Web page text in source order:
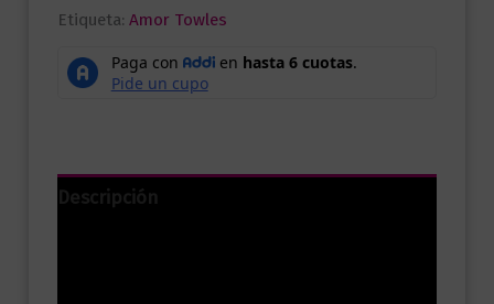
(edición
apple
Etiqueta: Amor Towles
Descripción